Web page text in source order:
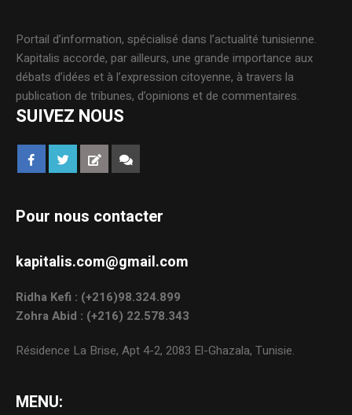
Portail d’information, spécialisé dans l’actualité tunisienne.
Kapitalis accorde, par ailleurs, une grande importance aux
débats d’idées et à l’expression citoyenne, à travers la
publication de tribunes, d’opinions et de commentaires.
SUIVEZ NOUS
Pour nous contacter
kapitalis.com@gmail.com
Ridha Kefi : (+216)98.324.899
Zohra Abid : (+216) 22.578.343
Résidence La Brise, Apt 4-2, 2083 El-Ghazala, Tunisie.
MENU: